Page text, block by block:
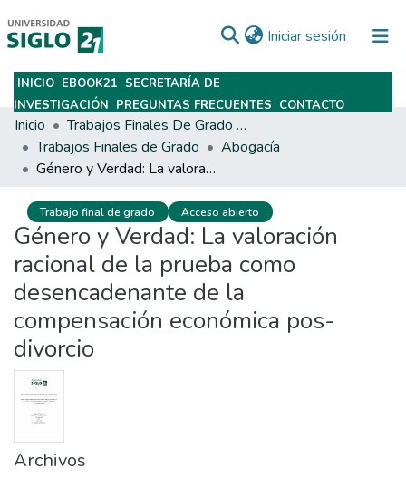
Iniciar sesión (current)
Subir
INICIO EBOOK21 SECRETARÍA DE
INVESTIGACIÓN PREGUNTAS FRECUENTES CONTACTO
Inicio
Trabajos Finales De Grado Y Posgrado
Trabajos Finales de Grado
Abogacía
Género y Verdad: La valoración racional de la prueba como desencadenante de la compensación económica pos-divorcio
Trabajo final de grado Acceso abierto
Género y Verdad: La valoración
racional de la prueba como
desencadenante de la
compensación económica pos-
divorcio
Archivos